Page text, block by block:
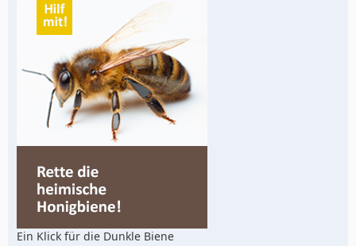
Ein Klick für die Dunkle Biene